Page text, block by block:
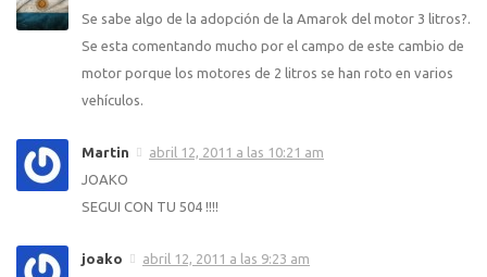
Se sabe algo de la adopción de la Amarok del motor 3 litros?.
Se esta comentando mucho por el campo de este cambio de
motor porque los motores de 2 litros se han roto en varios
vehículos.
Martin
abril 12, 2011 a las 10:21 am
JOAKO
SEGUI CON TU 504 !!!!
joako
abril 12, 2011 a las 9:23 am